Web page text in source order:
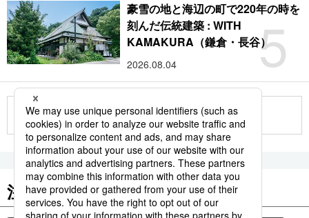
5
豪雪の地と海辺の町で220年の時を
刻んだ伝統建築 : WITH
KAMAKURA（鎌倉・長谷）
2026.08.04
もっと見る
注目のキーワード